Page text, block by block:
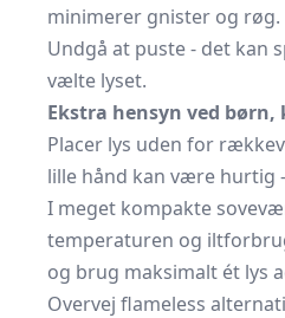
minimerer gnister og røg.
Undgå at puste - det kan
vælte lyset.
Ekstra hensyn ved
Placer lys uden for
lille hånd kan være hurtig
I meget kompakte
temperaturen og
og brug maksimalt ét lys
Overvej flameless